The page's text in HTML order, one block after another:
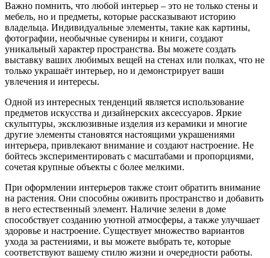
Важно помнить, что любой интерьер – это не только стены и
мебель, но и предметы, которые рассказывают историю
владельца. Индивидуальные элементы, такие как картины,
фотографии, необычные сувениры и книги, создают
уникальный характер пространства. Вы можете создать
выставку ваших любимых вещей на стенах или полках, что не
только украшаёт интерьер, но и демонстрирует ваши
увлечения и интересы.
Одной из интересных тенденций является использование
предметов искусства и дизайнерских аксессуаров. Яркие
скульптуры, эксклюзивные изделия из керамики и многие
другие элементы становятся настоящими украшениями
интерьера, привлекают внимание и создают настроение. Не
бойтесь экспериментировать с масштабами и пропорциями,
сочетая крупные объекты с более мелкими.
При оформлении интерьеров также стоит обратить внимание
на растения. Они способны оживить пространство и добавить
в него естественный элемент. Наличие зелени в доме
способствует созданию уютной атмосферы, а также улучшает
здоровье и настроение. Существует множество вариантов
ухода за растениями, и вы можете выбрать те, которые
соответствуют вашему стилю жизни и очередности работы.